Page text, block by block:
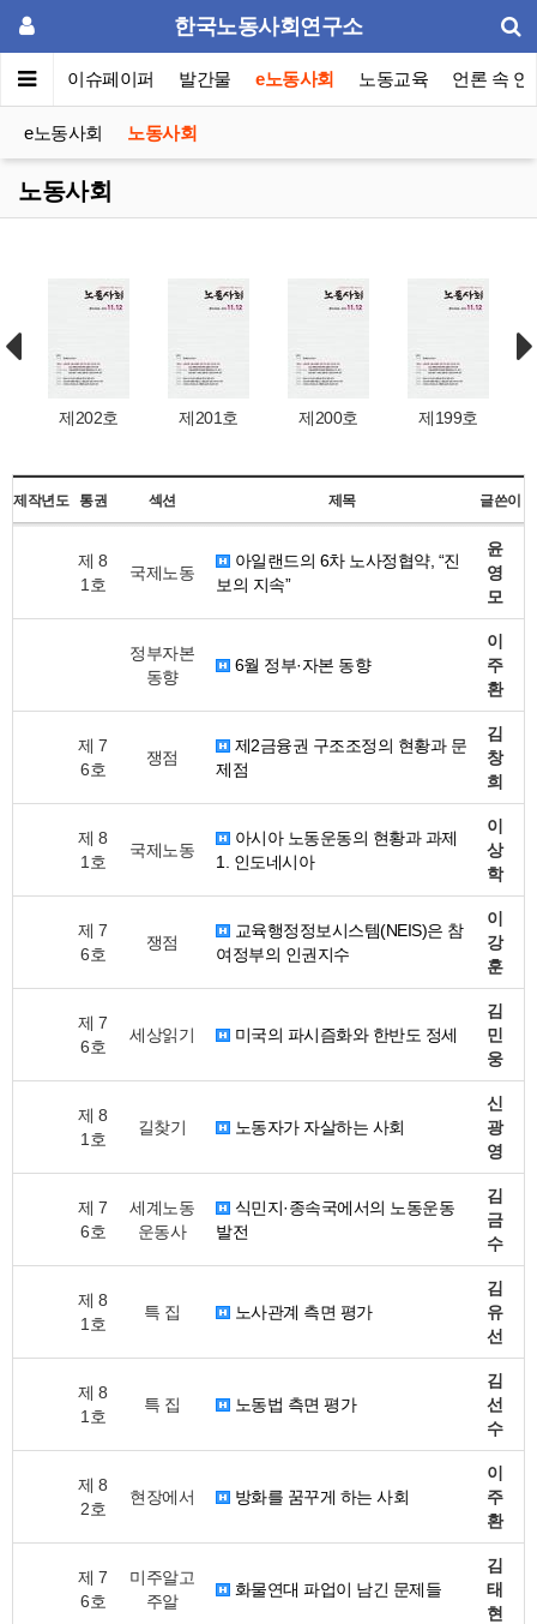
한국노동사회연구소
포럼 이슈페이퍼 발간물 e노동사회 노동교육 언론 속 연
e노동사회 노동사회
노동사회
제202호 제201호 제200호 제199호
제작년도 통권 섹션 제목 글쓴이
제 8
1호
국제노동
아일랜드의 6차 노사정협약, “진
보의 지속”
윤
영
모
정부자본
동향
6월 정부·자본 동향
이
주
환
제 7
6호
쟁점
제2금융권 구조조정의 현황과 문
제점
김
창
희
제 8
1호
국제노동
아시아 노동운동의 현황과 과제
1. 인도네시아
이
상
학
제 7
6호
쟁점
교육행정정보시스템(NEIS)은 참
여정부의 인권지수
이
강
훈
제 7
6호
세상읽기 미국의 파시즘화와 한반도 정세
김
민
웅
제 8
1호
길찾기 노동자가 자살하는 사회
신
광
영
제 7
6호
세계노동
운동사
식민지·종속국에서의 노동운동
발전
김
금
수
제 8
1호
특 집 노사관계 측면 평가
김
유
선
제 8
1호
특 집 노동법 측면 평가
김
선
수
제 8
2호
현장에서 방화를 꿈꾸게 하는 사회
이
주
환
제 7
6호
미주알고
주알
화물연대 파업이 남긴 문제들
김
태
현